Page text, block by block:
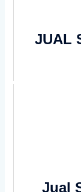
JUAL
Jual